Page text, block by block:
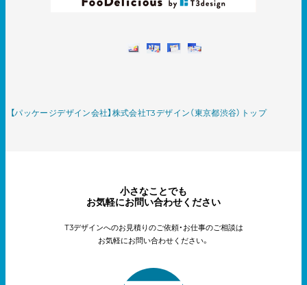
【パッケージデザイン会社】株式会社T3デザイン（東京都渋谷）トップ
小さなことでも
お気軽にお問い合わせください
T3デザインへのお見積りのご依頼・お仕事のご相談は
お気軽にお問い合わせください。